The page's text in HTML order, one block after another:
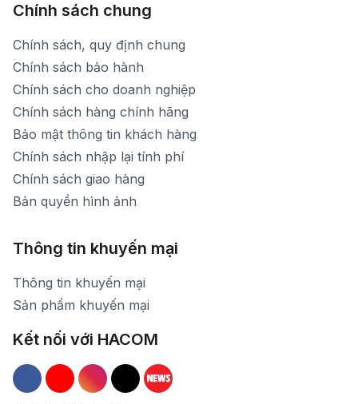
Chính sách chung
Chính sách, quy định chung
Chính sách bảo hành
Chính sách cho doanh nghiệp
Chính sách hàng chính hãng
Bảo mật thông tin khách hàng
Chính sách nhập lại tính phí
Chính sách giao hàng
Bản quyền hình ảnh
Thông tin khuyến mại
Thông tin khuyến mại
Sản phẩm khuyến mại
Kết nối với HACOM
Hacom Facebook
Hacom YouTube
Hacom Instagram
Hacom TikTok